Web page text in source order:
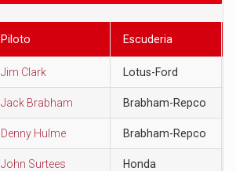
Piloto Escuderia
Jim Clark Lotus-Ford
Jack Brabham Brabham-Repco
Denny Hulme Brabham-Repco
John Surtees Honda